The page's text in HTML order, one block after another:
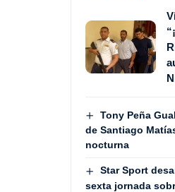
Tony Peña
de Santiago
nocturna
Star Sport
sexta jornada